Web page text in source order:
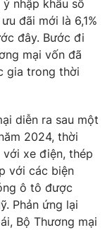
sản
Việt
nhập khẩu số
đãi mới là 6,1%
đây. Bước đi
mại vốn đã
gia trong thời
diễn ra sau một
2024, thời
với xe điện, thép
với các biện
ô tô được
Phản ứng lại
Bộ Thương mại